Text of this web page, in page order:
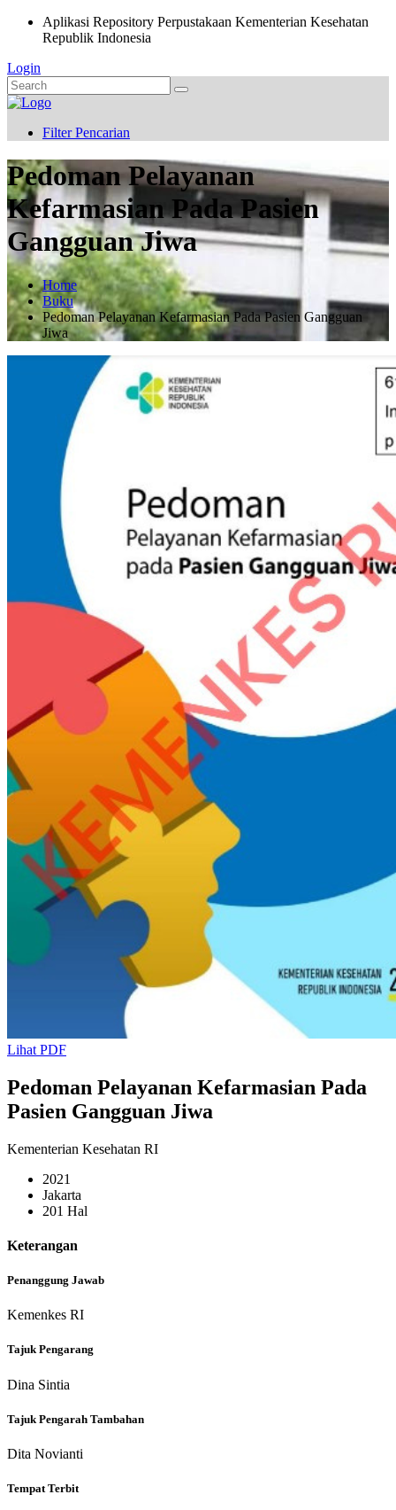
Aplikasi Repository Perpustakaan Kementerian Kesehatan
Republik Indonesia
Login
Filter Pencarian
Pedoman Pelayanan
Kefarmasian Pada Pasien
Gangguan Jiwa
Home
Buku
Pedoman Pelayanan Kefarmasian Pada Pasien Gangguan
Jiwa
Lihat PDF
Pedoman Pelayanan Kefarmasian Pada
Pasien Gangguan Jiwa
Kementerian Kesehatan RI
2021
Jakarta
201 Hal
Keterangan
Penanggung Jawab
Kemenkes RI
Tajuk Pengarang
Dina Sintia
Tajuk Pengarah Tambahan
Dita Novianti
Tempat Terbit